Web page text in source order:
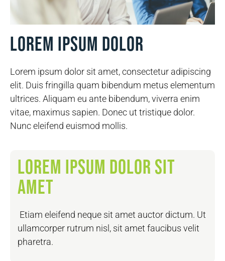
Lorem ipsum dolor
Lorem ipsum dolor sit amet, consectetur adipiscing
elit. Duis fringilla quam bibendum metus elementum
ultrices. Aliquam eu ante bibendum, viverra enim
vitae, maximus sapien. Donec ut tristique dolor.
Nunc eleifend euismod mollis.
Lorem ipsum dolor sit
amet
Etiam eleifend neque sit amet auctor dictum. Ut
ullamcorper rutrum nisl, sit amet faucibus velit
pharetra.